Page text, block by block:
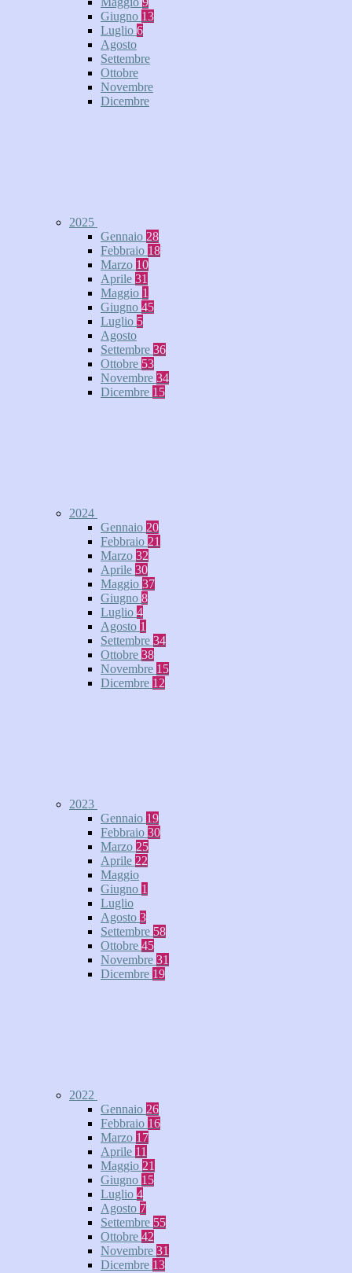
Giugno 13
Luglio 6
Agosto
Settembre
Ottobre
Novembre
Dicembre
2025
Gennaio 28
Febbraio 18
Marzo 10
Aprile 31
Maggio 1
Giugno 45
Luglio 5
Agosto
Settembre 36
Ottobre 53
Novembre 34
Dicembre 15
2024
Gennaio 20
Febbraio 21
Marzo 32
Aprile 30
Maggio 37
Giugno 8
Luglio 4
Agosto 1
Settembre 34
Ottobre 38
Novembre 15
Dicembre 12
2023
Gennaio 19
Febbraio 30
Marzo 25
Aprile 22
Maggio
Giugno 1
Luglio
Agosto 3
Settembre 58
Ottobre 45
Novembre 31
Dicembre 19
2022
Gennaio 26
Febbraio 16
Marzo 17
Aprile 11
Maggio 21
Giugno 15
Luglio 4
Agosto 7
Settembre 55
Ottobre 42
Novembre 31
Dicembre 13